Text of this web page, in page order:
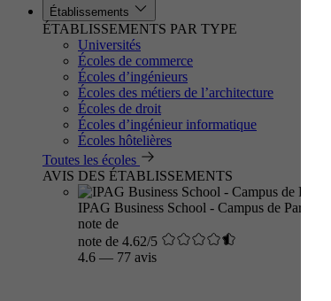
Établissements
ÉTABLISSEMENTS PAR TYPE
Universités
Écoles de commerce
Écoles d’ingénieurs
Écoles des métiers de l’architecture
Écoles de droit
Écoles d’ingénieur informatique
Écoles hôtelières
Toutes les écoles
AVIS DES ÉTABLISSEMENTS
IPAG Business School - Campus de Paris
note de
note de 4.62/5
4.6 — 77 avis